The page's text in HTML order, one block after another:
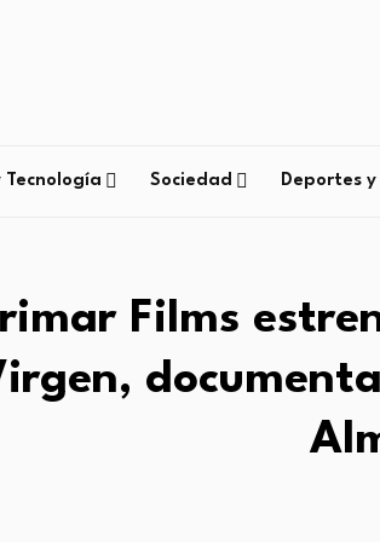
Tecnología Sociedad Deportes y
Films